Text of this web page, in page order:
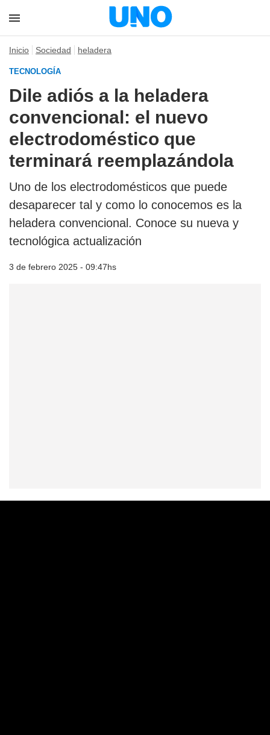
Inicio Sociedad heladera
TECNOLOGÍA
Dile adiós a la heladera
convencional: el nuevo
electrodoméstico que
terminará reemplazándola
Uno de los electrodomésticos que puede
desaparecer tal y como lo conocemos es la
heladera convencional. Conoce su nueva y
tecnológica actualización
3 de febrero 2025 - 09:47hs